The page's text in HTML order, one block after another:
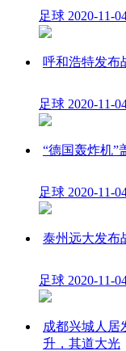
足球 2020-11-
呼和浩特发布
足球 2020-11-
“德国轰炸机”
足球 2020-11-
泰州远大发布
足球 2020-11-
成都兴城人居
升，其道大光